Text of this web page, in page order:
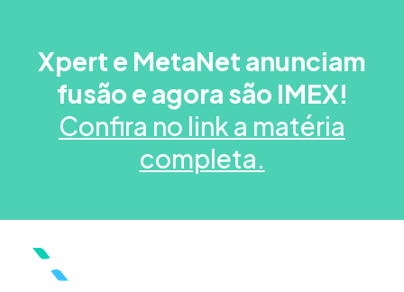
Xpert e MetaNet anunciam
fusão e agora são IMEX!
Confira no link a matéria
completa.